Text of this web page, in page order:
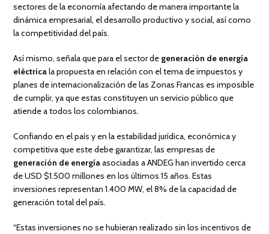
sectores de la economía afectando de manera importante la
dinámica empresarial, el desarrollo productivo y social, así como
la competitividad del país.
Así mismo, señala que para el sector de generación de energía
eléctricala propuesta en relación con el tema de impuestos y
planes de internacionalización de las Zonas Francas es imposible
de cumplir, ya que estas constituyen un servicio público que
atiende a todos los colombianos.
Confiando en el país y en la estabilidad jurídica, económica y
competitiva que este debe garantizar, las empresas de
generación de energíaasociadas a ANDEG han invertido cerca
de USD $1.500 millones en los últimos 15 años. Estas
inversiones representan 1.400 MW, el 8% de la capacidad de
generación total del país.
“Estas inversiones no se hubieran realizado sin los incentivos de